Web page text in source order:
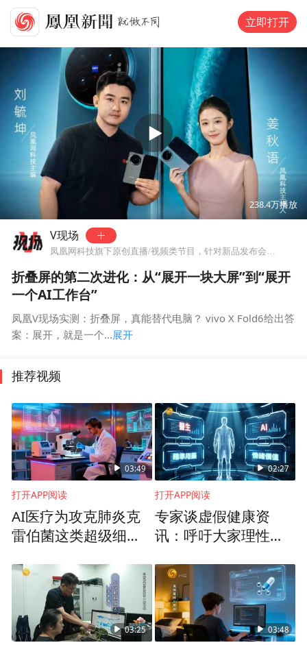
立即打开
06:00
238.4万播放
V现场
凤凰网科技旗下原创直播/视频类节目，针对新品发布会、科技领域热点事件最快报道与独到点评。
折叠屏的第二次进化：从“展开一块大屏”到“展开
一个AI工作台”
凤凰V现场实测：折叠屏，真能替代电脑？ vivo X Fold6给出答
案：展开，就是一个...展开
推荐视频
03:49
打开APP阅读
AI医疗为攻克肺炎克
雷伯菌这类超级细
路？
02:27
打开APP阅读
专家谈虚假健康资
讯：呼吁大家理性使
专业医生
03:25 03:48